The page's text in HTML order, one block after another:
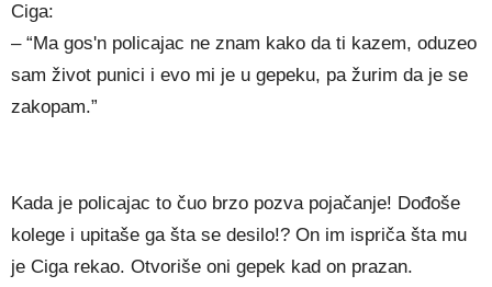
Ciga:
– “Ma gos'n policajac ne znam kako da ti kazem, oduzeo
sam život punici i evo mi je u gepeku, pa žurim da je se
zakopam.”
Kada je policajac to čuo brzo pozva pojačanje! Dođoše
kolege i upitaše ga šta se desilo!? On im ispriča šta mu
je Ciga rekao. Otvoriše oni gepek kad on prazan.